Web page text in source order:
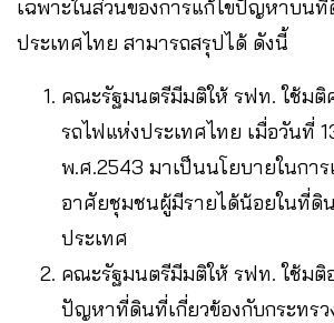
เฉพาะในส่วนของการแก้ไขปัญหาบนที่
ประเทศไทย สามารถสรุปได้ ดังนี้
คณะรัฐมนตรีมีมติให้ รฟท. ใช้มติ
รถไฟแห่งประเทศไทย เมื่อวันที่
พ.ศ.2543 มาเป็นนโยบายในกา
อาศัยชุมชนผู้มีรายได้น้อยในที่ดิ
ประเทศ
คณะรัฐมนตรีมีมติให้ รฟท. ใช้มติ
ปัญหาที่ดินที่เกี่ยวข้องกับกระทร